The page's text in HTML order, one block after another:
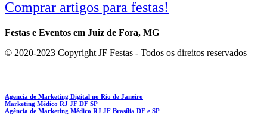
Comprar artigos para festas!
Festas e Eventos em Juiz de Fora, MG
© 2020-2023 Copyright JF Festas - Todos os direitos reservados
Agencia de Marketing Digital no Rio de Janeiro
Marketing Médico RJ JF DF SP
Agência de Marketing Médico RJ JF Brasília DF e SP